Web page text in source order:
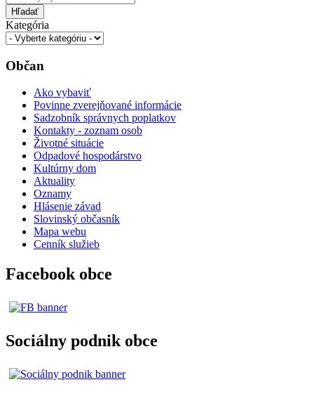
Hľadať
Kategória
Občan
Ako vybaviť
Povinne zverejňované informácie
Sadzobník správnych poplatkov
Kontakty - zoznam osob
Životné situácie
Odpadové hospodárstvo
Kultúrny dom
Aktuality
Oznamy
Hlásenie závad
Slovinský občasník
Mapa webu
Cenník služieb
Facebook obce
Sociálny podnik obce